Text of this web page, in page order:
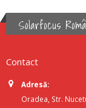
Solarfocus
Contact
Adresă:
Oradea, Str.